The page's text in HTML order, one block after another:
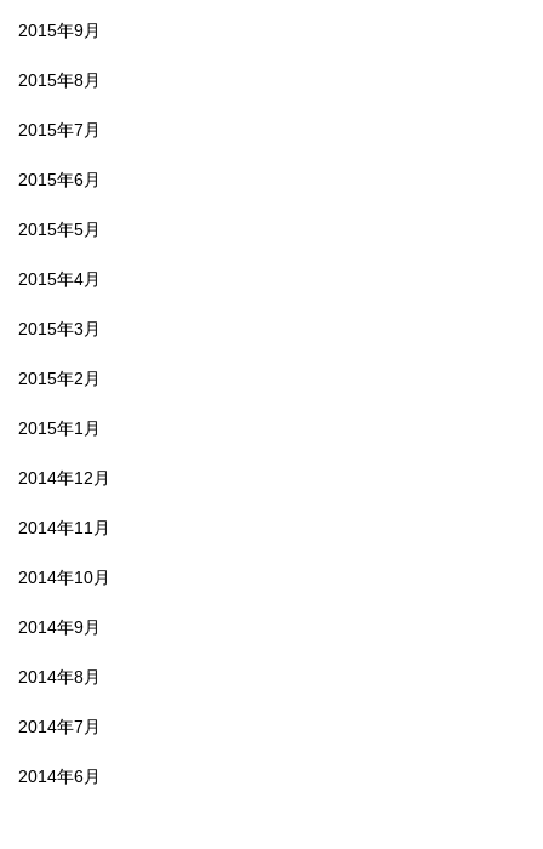
2015年9月
2015年8月
2015年7月
2015年6月
2015年5月
2015年4月
2015年3月
2015年2月
2015年1月
2014年12月
2014年11月
2014年10月
2014年9月
2014年8月
2014年7月
2014年6月